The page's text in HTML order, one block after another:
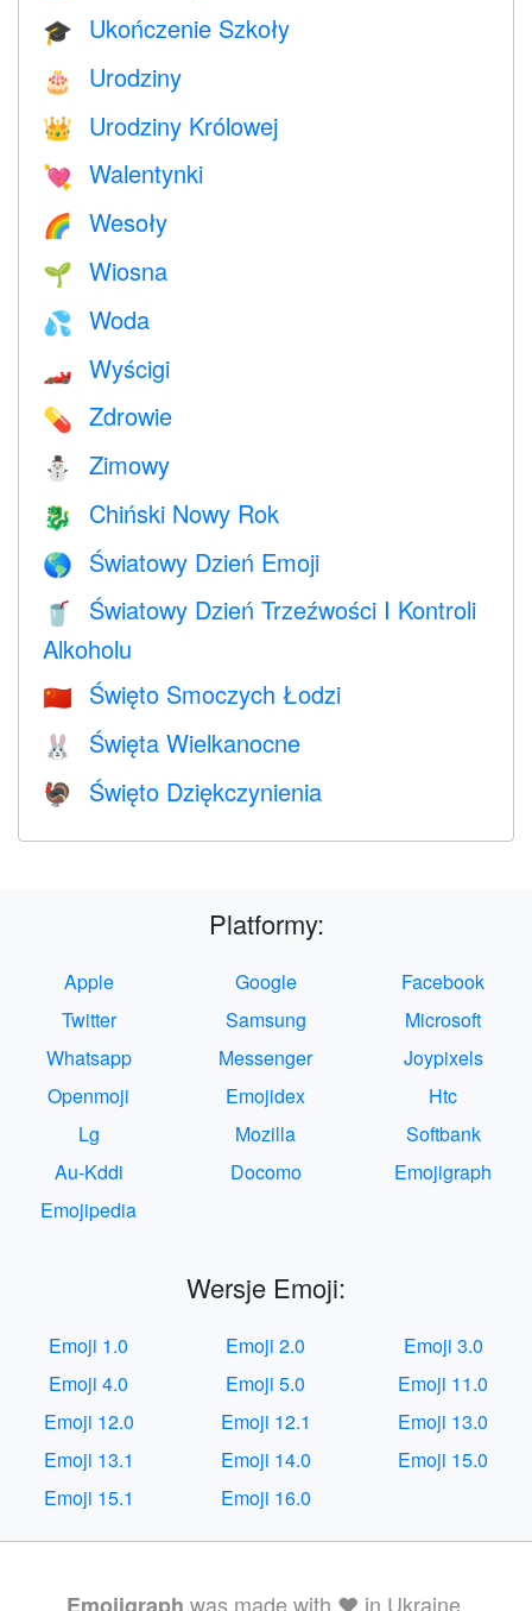
🎓 Ukończenie Szkoły
🎂 Urodziny
👑 Urodziny Królowej
💘 Walentynki
🌈 Wesoły
🌱 Wiosna
💦 Woda
🏎 Wyścigi
💊 Zdrowie
⛄ Zimowy
🐉 Chiński Nowy Rok
🌎 Światowy Dzień Emoji
🥤
Światowy Dzień Trzeźwości I Kontroli
Alkoholu
🇨🇳 Święto Smoczych Łodzi
🐰 Święta Wielkanocne
🦃 Święto Dziękczynienia
Platformy:
Apple Google
Facebook
Twitter
Samsung
Microsoft
Whatsapp
Messenger
Joypixels
Openmoji
Emojidex
Htc
Lg
Mozilla
Softbank
Au-Kddi
Docomo
Emojigraph
Emojipedia
Wersje Emoji:
Emoji 1.0 Emoji 2.0
Emoji 3.0
Emoji 4.0
Emoji 5.0
Emoji 11.0
Emoji 12.0
Emoji 12.1
Emoji 13.0
Emoji 13.1
Emoji 14.0
Emoji 15.0
Emoji 15.1
Emoji 16.0
was made with ❤️ in Ukraine.